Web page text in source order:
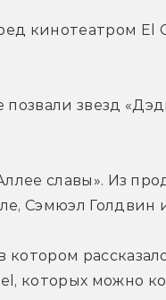
кинотеатром El
звезд
славы». Из
Сэмюэл Голдвин
котором
которых можно